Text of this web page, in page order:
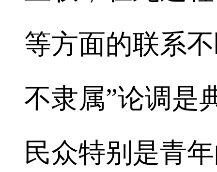
等方面的联系
不隶属”论调是
民众特别是青